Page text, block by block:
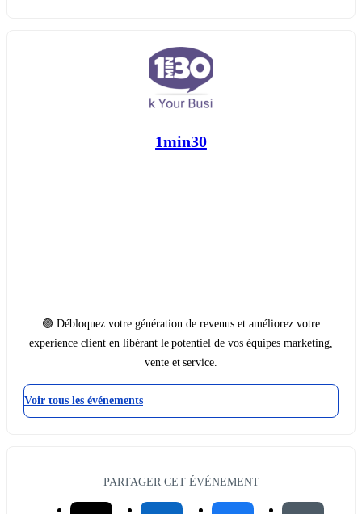
1min30
🟣 Débloquez votre génération de revenus et améliorez votre
experience client en libérant le potentiel de vos équipes marketing,
vente et service.
Voir tous les événements
PARTAGER CET ÉVÉNEMENT